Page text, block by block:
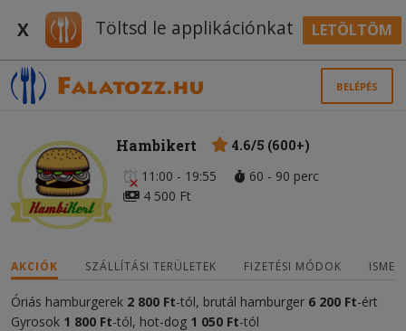
X Töltsd le applikációnkat LETÖLTÖM
BELÉPÉS
Hambikert
4.6/5 (600+)
11:00 - 19:55
60 - 90 perc
4 500 Ft
AKCIÓK SZÁLLÍTÁSI TERÜLETEK FIZETÉSI MÓDOK
Óriás hamburgerek 2 800 Ft-tól, brutál hamburger 6 200 Ft-ért
Gyrosok 1 800 Ft-tól, hot-dog 1 050 Ft-tól